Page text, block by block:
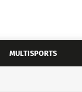
MULTISPORTS